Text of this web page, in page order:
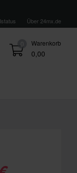
Über 24mx.de
0 Warenkorb
0,00